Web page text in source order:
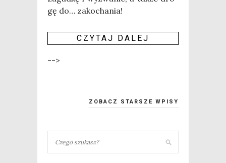
gę do… zako­cha­nia!
CZY­TAJ DALEJ
-->
ZOBACZ STARSZE WPISY